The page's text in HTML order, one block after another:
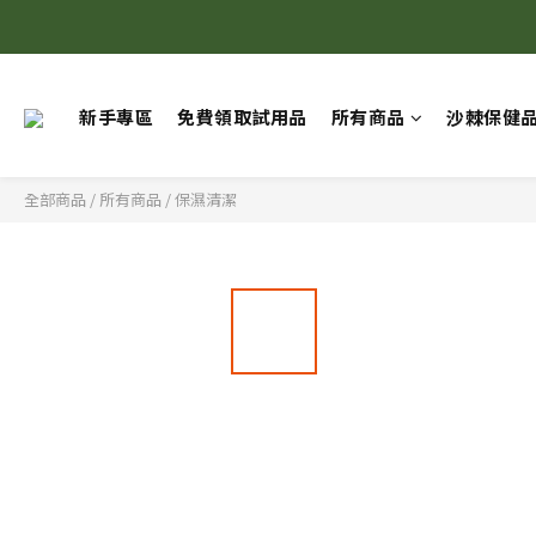
新手專區 免費領取試用品 所有商品 沙棘保健
全部商品 / 所有商品 /保濕清潔